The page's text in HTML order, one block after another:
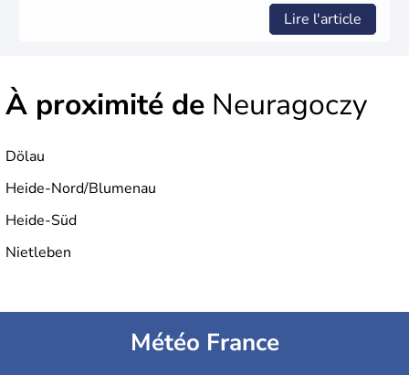
Lire l'article
À proximité de Neuragoczy
Dölau
Heide-Nord/Blumenau
Heide-Süd
Nietleben
Météo France